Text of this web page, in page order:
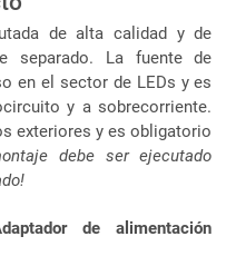
de alta calidad y de
separado. La fuente de
en el sector de LEDs y es
y a sobrecorriente.
exteriores y es obligatorio
debe ser ejecutado
de alimentación